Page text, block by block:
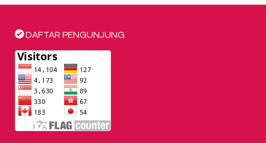
DAFTAR PENGUNJUNG